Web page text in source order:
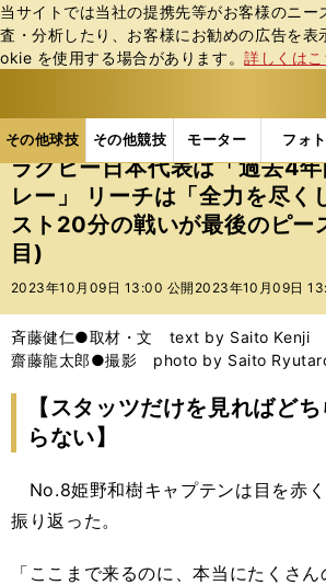
当サイトでは当社の提携先等がお客様のニー
査・分析したり、お客様にお勧めの広告を表
okie を使⽤する場合があります。詳しくはこ
その他球技 その他競技 モーター フォト
ス
ポ
ル
テ
ィ
ー
バ
その他球技の記事一覧 ラグビー
ラグビー日本代表は「過去4
レー」 リーチは「全力を尽く
スト20分の戦いが最後のピー
目)
2023年10月09日 13:00 公開 2023年10月09日
斉藤健仁●取材・文 text by Saito Kenji
齋藤龍太郎●撮影 photo by Saito
【スタッツだけを見ればど
らない】
No.8姫野和樹キャプテンは目を赤
振り返った。
「ここまで来るのに、本当にたくさん